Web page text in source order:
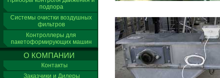
подпора
Системы очистки воздушных
фильтров
Контроллеры для
пакетоформирующих машин
О КОМПАНИИ
Контакты
Заказчики и Дилеры